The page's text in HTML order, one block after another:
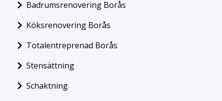
Badrumsrenovering Borås
Köksrenovering Borås
Totalentreprenad Borås
Stensättning
Schaktning